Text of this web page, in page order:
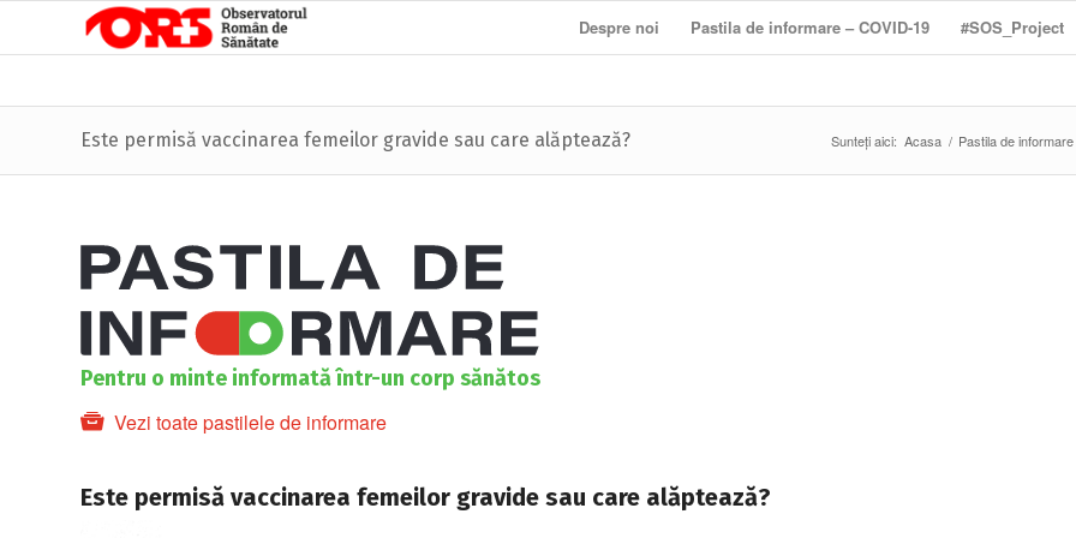
Despre noi Pastila de informare – COVID-19 #SOS_Project
Este permisă vaccinarea femeilor gravide sau care alăptează? Sunteți aici: Acasa / Pastila de
Pentru o minte informată într-un corp sănătos
Vezi toate pastilele de informare
Este permisă vaccinarea femeilor gravide sau care alăptează?